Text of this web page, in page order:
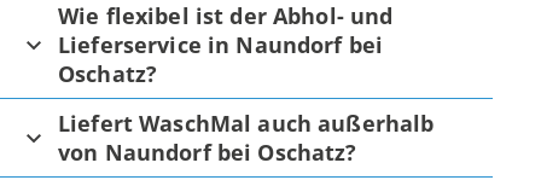
Wie flexibel ist der Abhol- und
Lieferservice in Naundorf bei
Oschatz?
Liefert WaschMal auch außerhalb
von Naundorf bei Oschatz?